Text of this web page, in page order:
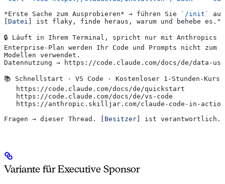
*Erste Sache zum Ausprobieren* → führen Sie `/init`
Datei ] ist flaky, finde heraus, warum und behebe es."
🔒 Läuft in Ihrem Terminal, spricht nur mit Anthropics
Enterprise-Plan werden Ihr Code und Prompts nicht zum
Modellen verwendet.
Datennutzung → https://code.claude.com/docs/de/data-
📚 Schnellstart · VS Code · Kostenloser 1-Stunden-Kurs
   https://code.claude.com/docs/de/quickstart
   https://code.claude.com/docs/de/vs-code
   https://anthropic.skilljar.com/claude-code-in-action
Fragen → dieser Thread. [ Besitzer ] ist verantwortlich.
Variante für Executive Sponsor